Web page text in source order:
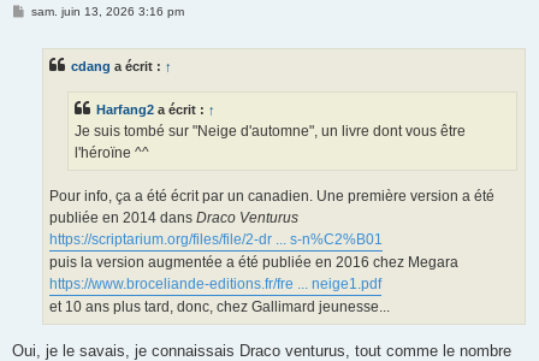
Msam. juin 13, 2026 3:16 pm
cdang a écrit : ↑
Harfang2 a écrit : ↑
Je suis tombé sur "Neige d'automne", un livre dont vous être
l'héroïne ^^
Pour info, ça a été écrit par un canadien. Une première version a été
publiée en 2014 dans Draco Venturus
https://scriptarium.org/files/file/2-dr ... s-n%C2%B01
puis la version augmentée a été publiée en 2016 chez Megara
https://www.broceliande-editions.fr/fre ... neige1.pdf
et 10 ans plus tard, donc, chez Gallimard jeunesse...
Oui, je le savais, je connaissais Draco venturus, tout comme le nombre